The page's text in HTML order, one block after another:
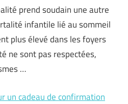
prend soudain une autre
infantile lié au sommeil
plus élevé dans les foyers
ne sont pas respectées,
…
un cadeau de confirmation